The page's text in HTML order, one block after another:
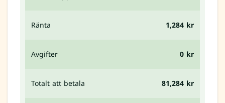
Ränta 1,284 kr
Avgifter 0 kr
Totalt att betala 81,284 kr